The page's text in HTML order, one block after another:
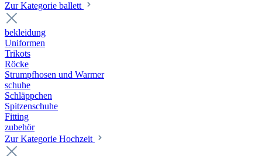
Zur Kategorie ballett
bekleidung
Uniformen
Trikots
Röcke
Strumpfhosen und Warmer
schuhe
Schläppchen
Spitzenschuhe
Fitting
zubehör
Zur Kategorie Hochzeit